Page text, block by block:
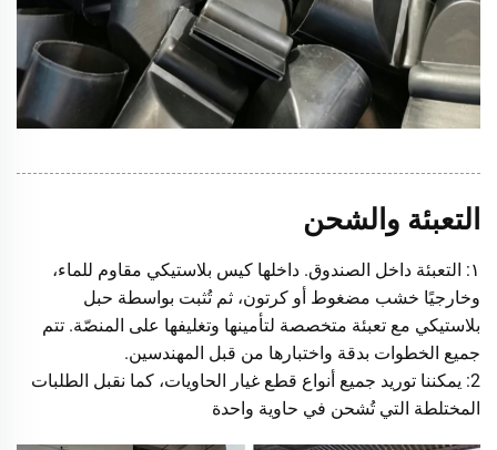
التعبئة والشحن
١: التعبئة داخل الصندوق. داخلها كيس بلاستيكي مقاوم للماء،
وخارجيًا خشب مضغوط أو كرتون، ثم تُثبت بواسطة حبل
بلاستيكي مع تعبئة متخصصة لتأمينها وتغليفها على المنصّة. تتم
جميع الخطوات بدقة واختبارها من قبل المهندسين.
2: يمكننا توريد جميع أنواع قطع غيار الحاويات، كما نقبل الطلبات
المختلطة التي تُشحن في حاوية واحدة